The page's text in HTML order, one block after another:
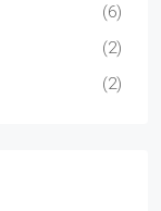
(6)
(2)
(2)